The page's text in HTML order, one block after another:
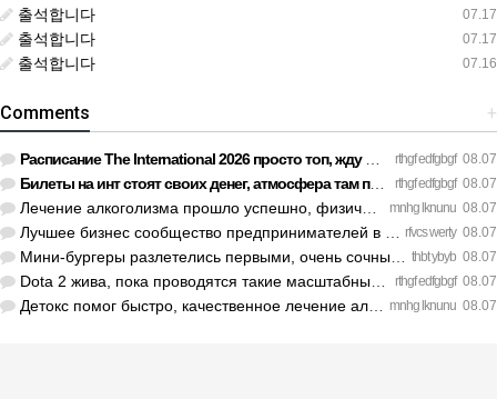
07.17
출석합니다
07.17
출석합니다
07.16
출석합니다
+
Comments
rthgf edfgbgf 08.07
Расписание The International 2026 просто топ, жду финал! htt…
rthgf edfgbgf 08.07
Билеты на инт стоят своих денег, атмосфера там просто непере…
mnhg lknunu 08.07
Лечение алкоголизма прошло успешно, физической тяги больше н…
rfvcs werty 08.07
Лучшее бизнес сообщество предпринимателей в Санкт-Петербурге…
thbt ybyb 08.07
Мини-бургеры разлетелись первыми, очень сочные. https://inte…
rthgf edfgbgf 08.07
Dota 2 жива, пока проводятся такие масштабные турниры. https…
mnhg lknunu 08.07
Детокс помог быстро, качественное лечение алкоголизма Санкт-…